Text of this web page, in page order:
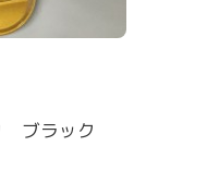
ブラック